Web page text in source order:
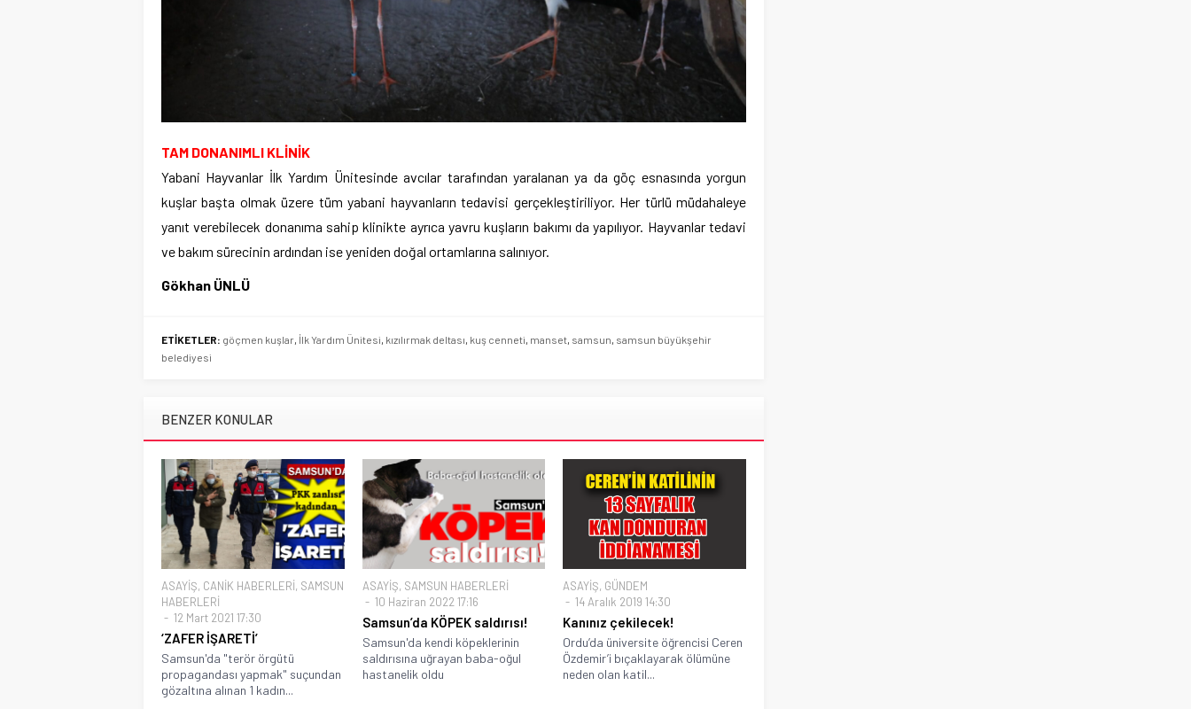
TAM DONANIMLI KLİNİK
Yabani Hayvanlar İlk Yardım Ünitesinde avcılar tarafından yaralanan ya da göç esnasında yorgun
kuşlar başta olmak üzere tüm yabani hayvanların tedavisi gerçekleştiriliyor. Her türlü müdahaleye
yanıt verebilecek donanıma sahip klinikte ayrıca yavru kuşların bakımı da yapılıyor. Hayvanlar tedavi
ve bakım sürecinin ardından ise yeniden doğal ortamlarına salınıyor.
Gökhan ÜNLÜ
ETİKETLER: göçmen kuşlar, İlk Yardım Ünitesi, kızılırmak deltası, kuş cenneti, manset, samsun, samsun büyükşehir
belediyesi
BENZER KONULAR
ASAYİŞ, CANİK HABERLERİ, SAMSUN
HABERLERİ
12 Mart 2021 17:30
‘ZAFER İŞARETİ’
Samsun'da "terör örgütü
propagandası yapmak" suçundan
gözaltına alınan 1 kadın...
ASAYİŞ, SAMSUN HABERLERİ
10 Haziran 2022 17:16
Samsun’da KÖPEK saldırısı!
Samsun'da kendi köpeklerinin
saldırısına uğrayan baba-oğul
hastanelik oldu
ASAYİŞ, GÜNDEM
14 Aralık 2019 14:30
Kanınız çekilecek!
Ordu’da üniversite öğrencisi Ceren
Özdemir’i bıçaklayarak ölümüne
neden olan katil...